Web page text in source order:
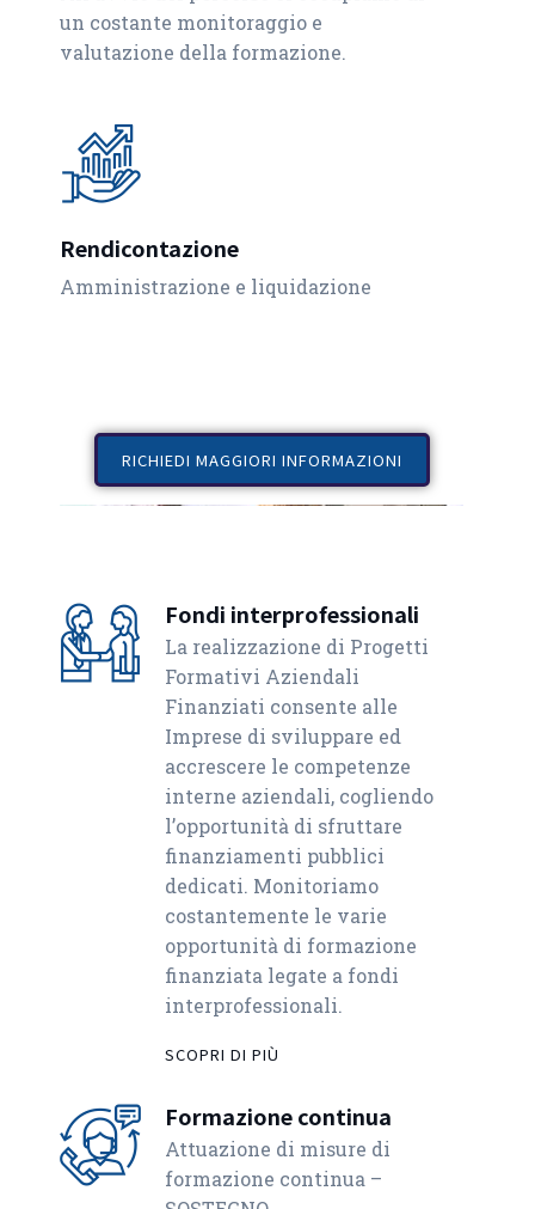
un costante monitoraggio e
valutazione della formazione.
Rendicontazione
Amministrazione e liquidazione
RICHIEDI MAGGIORI INFORMAZIONI
Fondi interprofessionali
La realizzazione di Progetti
Formativi Aziendali
Finanziati consente alle
Imprese di sviluppare ed
accrescere le competenze
interne aziendali, cogliendo
l’opportunità di sfruttare
finanziamenti pubblici
dedicati. Monitoriamo
costantemente le varie
opportunità di formazione
finanziata legate a fondi
interprofessionali.
SCOPRI DI PIÙ
Formazione continua
Attuazione di misure di
formazione continua –